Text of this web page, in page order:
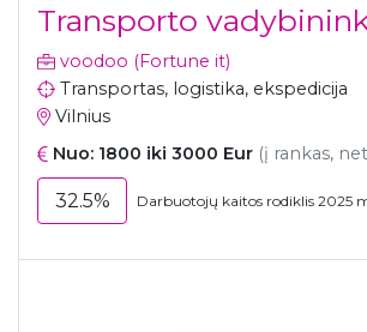
Transporto
voodoo (Fortune it)
Transportas, logistika, ekspedicija
Vilnius
Nuo: 1800 iki 3000 Eur (į rankas,
32.5% Darbuotojų kaitos rodiklis 2025